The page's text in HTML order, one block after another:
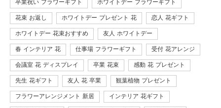
卒業祝い フラワーギフト ホワイトデー フラワーギフト
花束 お返し ホワイトデー プレゼント 花 恋人 花ギフト
ホワイトデー 花束おすすめ 友人 ホワイトデー
春 インテリア 花 仕事場 フラワーギフト 受付 花アレンジ
会議室 花 ディスプレイ 卒業 花束 感動 花 プレゼント
先生 花ギフト 友人 花 卒業 観葉植物 プレゼント
フラワーアレンジメント 新居 インテリア 花ギフト